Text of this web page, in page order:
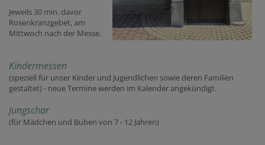
Jeweils 30 min. davor
Rosenkranzgebet, am
Mittwoch nach der Messe.
Kindermessen
(speziell für unser Kinder und Jugendlichen sowie deren Familien
gestaltet) - neue Termine werden im Kalender angekündigt.
Jungschar
(für Mädchen und Buben von 7 - 12 Jahren)